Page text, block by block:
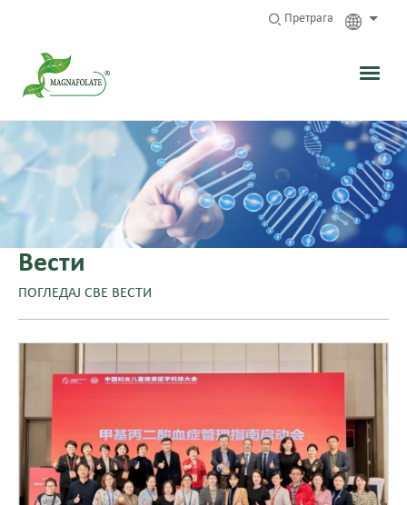
Претрага
Вести
ПОГЛЕДАЈ СВЕ ВЕСТИ